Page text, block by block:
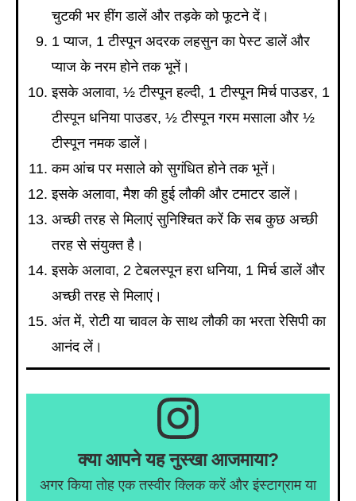
चुटकी भर हींग डालें और तड़के को फूटने दें।
1 प्याज, 1 टीस्पून अदरक लहसुन का पेस्ट डालें और
प्याज के नरम होने तक भूनें।
इसके अलावा, ½ टीस्पून हल्दी, 1 टीस्पून मिर्च पाउडर, 1
टीस्पून धनिया पाउडर, ½ टीस्पून गरम मसाला और ½
टीस्पून नमक डालें।
कम आंच पर मसाले को सुगंधित होने तक भूनें।
इसके अलावा, मैश की हुई लौकी और टमाटर डालें।
अच्छी तरह से मिलाएं सुनिश्चित करें कि सब कुछ अच्छी
तरह से संयुक्त है।
इसके अलावा, 2 टेबलस्पून हरा धनिया, 1 मिर्च डालें और
अच्छी तरह से मिलाएं।
अंत में, रोटी या चावल के साथ लौकी का भरता रेसिपी का
आनंद लें।
क्या आपने यह नुस्खा आजमाया?
अगर किया तोह एक तस्वीर क्लिक करें और इंस्टाग्राम या